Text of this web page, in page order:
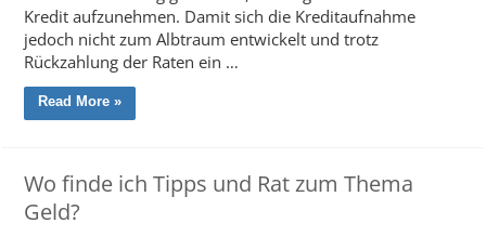
Kredit aufzunehmen. Damit sich die Kreditaufnahme
jedoch nicht zum Albtraum entwickelt und trotz
Rückzahlung der Raten ein …
Read More »
Wo finde ich Tipps und Rat zum Thema
Geld?